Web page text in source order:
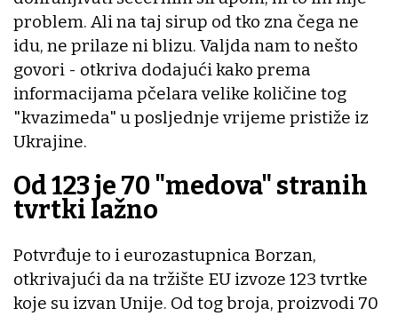
problem. Ali na taj sirup od tko zna čega ne
idu, ne prilaze ni blizu. Valjda nam to nešto
govori - otkriva dodajući kako prema
informacijama pčelara velike količine tog
"kvazimeda" u posljednje vrijeme pristiže iz
Ukrajine.
Od 123 je 70 "medova" stranih
tvrtki lažno
Potvrđuje to i eurozastupnica Borzan,
otkrivajući da na tržište EU izvoze 123 tvrtke
koje su izvan Unije. Od tog broja, proizvodi 70